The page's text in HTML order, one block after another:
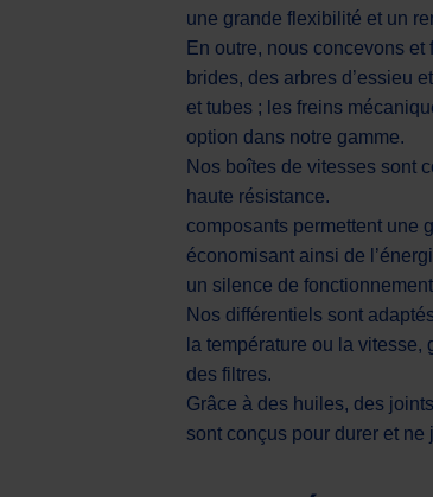
une grande flexibilité et un
En outre, nous concevons
brides, des arbres d’essieu
et tubes ; les freins
option dans notre gamme.
Nos boîtes de vitesses sont
haute résistance.
composants permettent une
économisant ainsi de
un silence de
Nos différentiels sont
la température ou la
des filtres.
Grâce à des huiles, des
sont conçus pour durer et